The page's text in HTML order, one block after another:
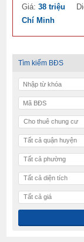
Giá:38 triệu
Chí Minh
Tìm kiếm BĐS
Cho thuê chung cư
Tất cả quận huyện
Tất cả phường
Tất cả diện tích
Tất cả giá